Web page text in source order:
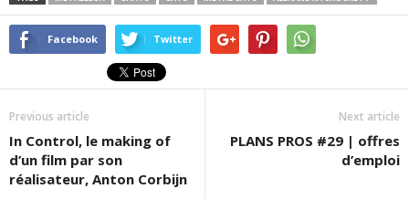
Facebook Twitter
Previous article
In Control, le making of
d’un film par son
réalisateur, Anton Corbijn
Next article
PLANS PROS #29 | offres
d’emploi